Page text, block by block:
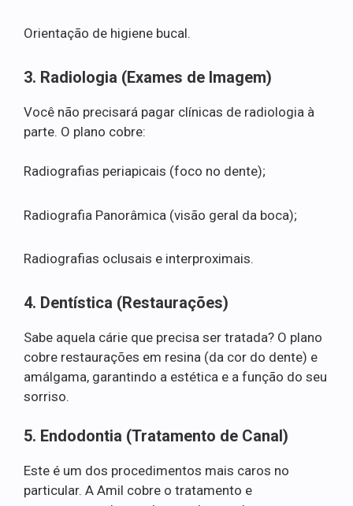
Orientação de higiene bucal.
3. Radiologia (Exames de Imagem)
Você não precisará pagar clínicas de radiologia à
parte. O plano cobre:
Radiografias periapicais (foco no dente);
Radiografia Panorâmica (visão geral da boca);
Radiografias oclusais e interproximais.
4. Dentística (Restaurações)
Sabe aquela cárie que precisa ser tratada? O plano
cobre restaurações em resina (da cor do dente) e
amálgama, garantindo a estética e a função do seu
sorriso.
5. Endodontia (Tratamento de Canal)
Este é um dos procedimentos mais caros no
particular. A Amil cobre o tratamento e